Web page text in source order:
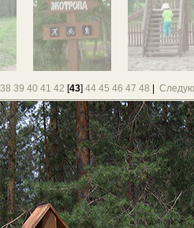
38 39 40 41 42 [43] 44 45 46 47 48